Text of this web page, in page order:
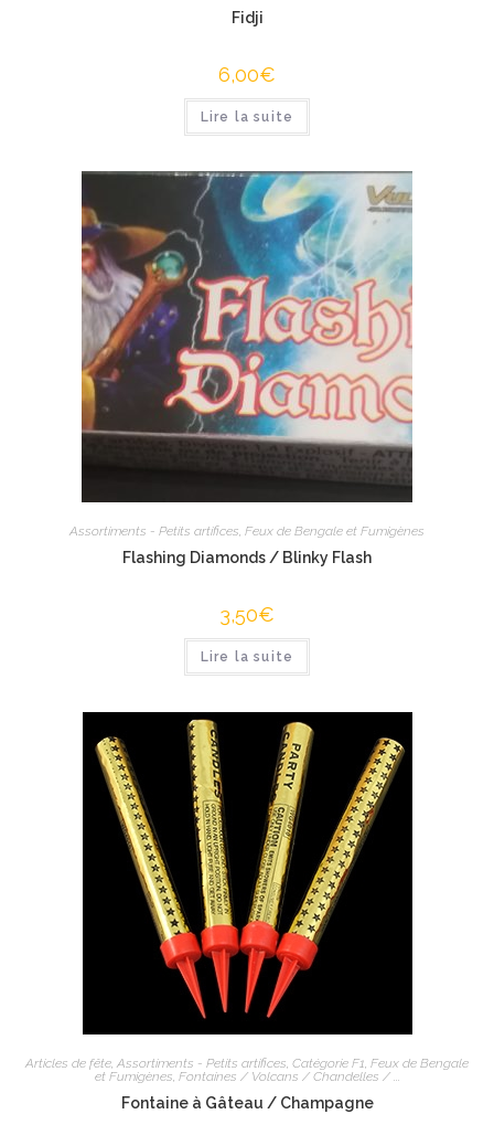
Fidji
6,00€
Lire la suite
Assortiments - Petits artifices, Feux de Bengale et Fumigènes
Flashing Diamonds / Blinky Flash
3,50€
Lire la suite
Articles de fête, Assortiments - Petits artifices, Catégorie F1, Feux de Bengale
et Fumigènes, Fontaines / Volcans / Chandelles / ...
Fontaine à Gâteau / Champagne